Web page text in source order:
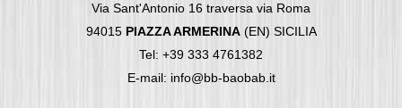
Via Sant'Antonio 16 traversa via Roma
94015 PIAZZA ARMERINA(EN) SICILIA
Tel: +39 333 4761382
E-mail: info@bb-baobab.it